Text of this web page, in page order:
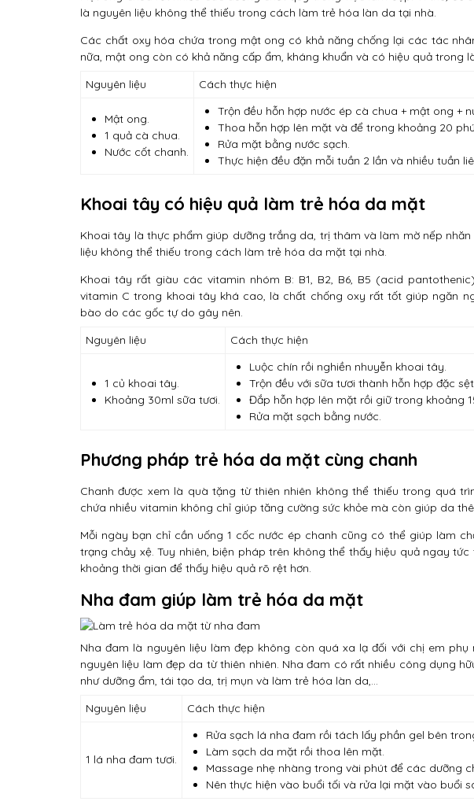
là nguyên liệu không thể thiếu trong cách làm trẻ hóa làn da tại nhà.
Các chất oxy hóa chứa trong mật ong có khả năng chống lại các tác
nữa, mật ong còn có khả năng cấp ẩm, kháng khuẩn và có hiệu quả trong
Nguyên liệu
Cách thực hiện
Mật ong.
1 quả cà chua.
Nước cốt chanh.
Trộn đều hỗn hợp nước ép cà chua + mật ong +
Thoa hỗn hợp lên mặt và để trong khoảng 20
Rửa mặt bằng nước sạch.
Thực hiện đều đặn mỗi tuần 2 lần và nhiều tuần
Khoai tây có hiệu quả làm trẻ hóa da mặt
Khoai tây là thực phẩm giúp dưỡng trắng da, trị thâm và làm mờ nếp
liệu không thể thiếu trong cách làm trẻ hóa da mặt tại nhà.
Khoai tây rất giàu các vitamin nhóm B: B1, B2, B6, B5 (acid
vitamin C trong khoai tây khá cao, là chất chống oxy rất tốt giúp ngăn
bào do các gốc tự do gây nên.
Nguyên liệu
Cách thực hiện
1 củ khoai tây.
Khoảng 30ml sữa tươi.
Luộc chín rồi nghiền nhuyễn khoai tây.
Trộn đều với sữa tươi thành hỗn hợp đặc
Đắp hỗn hợp lên mặt rồi giữ trong khoảng
Rửa mặt sạch bằng nước.
Phương pháp trẻ hóa da mặt cùng chanh
Chanh được xem là quà tặng từ thiên nhiên không thể thiếu trong quá
chứa nhiều vitamin không chỉ giúp tăng cường sức khỏe mà còn giúp da
Mỗi ngày bạn chỉ cần uống 1 cốc nước ép chanh cũng có thể giúp làm
trạng chảy xệ. Tuy nhiên, biện pháp trên không thể thấy hiệu quả ngay
khoảng thời gian để thấy hiệu quả rõ rệt hơn.
Nha đam giúp làm trẻ hóa da mặt
Nha đam là nguyên liệu làm đẹp không còn quá xa lạ đối với chị em
nguyên liệu làm đẹp da từ thiên nhiên. Nha đam có rất nhiều công dụng
như dưỡng ẩm, tái tạo da, trị mụn và làm trẻ hóa làn da,…
Nguyên liệu
Cách thực hiện
1 lá nha đam tươi.
Rửa sạch lá nha đam rồi tách lấy phần gel bên
Làm sạch da mặt rồi thoa lên mặt.
Massage nhẹ nhàng trong vài phút để các dưỡng
Nên thực hiện vào buổi tối và rửa lại mặt vào buổi